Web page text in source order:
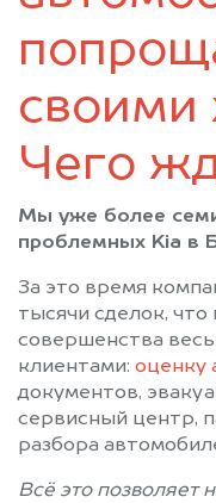
своими
Чего
Мы уже более
проблемных Kia в
За это время
тысячи сделок,
совершенства
клиентами: оценку
документов,
сервисный центр,
разбора
Всё это позволяет